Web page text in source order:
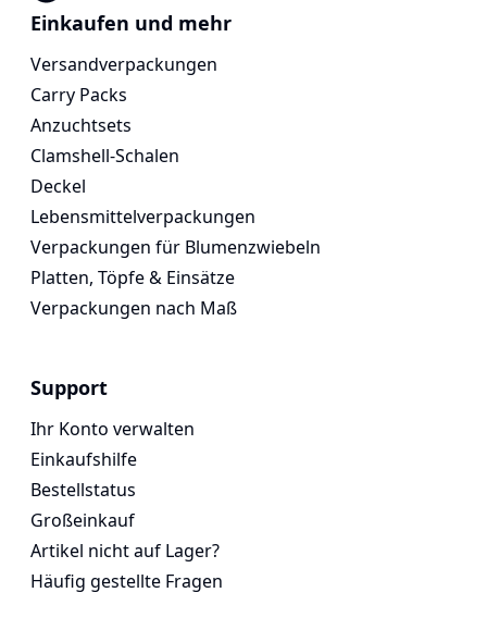
Voges Online Store
Einkaufen und mehr
Versandverpackungen
Carry Packs
Anzuchtsets
Clamshell-Schalen
Deckel
Lebensmittelverpackungen
Verpackungen für Blumenzwiebeln
Platten, Töpfe & Einsätze
Verpackungen nach Maß
Support
Ihr Konto verwalten
Einkaufshilfe
Bestellstatus
Großeinkauf
Artikel nicht auf Lager?
Häufig gestellte Fragen